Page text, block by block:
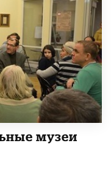
музеи